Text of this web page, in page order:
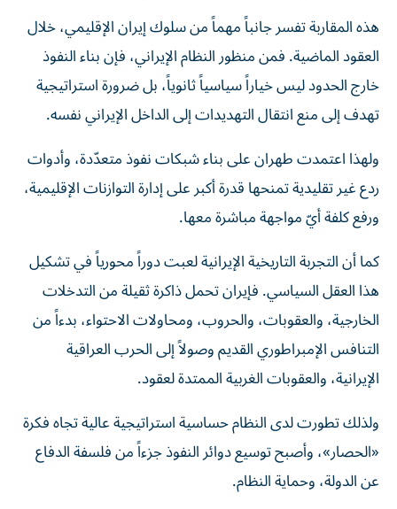
هذه المقاربة تفسر جانباً مهماً من سلوك إيران الإقليمي، خلال
العقود الماضية. فمن منظور النظام الإيراني، فإن بناء النفوذ
خارج الحدود ليس خياراً سياسياً ثانوياً، بل ضرورة استراتيجية
تهدف إلى منع انتقال التهديدات إلى الداخل الإيراني نفسه.
ولهذا اعتمدت طهران على بناء شبكات نفوذ متعدّدة، وأدوات
ردع غير تقليدية تمنحها قدرة أكبر على إدارة التوازنات الإقليمية،
ورفع كلفة أيّ مواجهة مباشرة معها.
كما أن التجربة التاريخية الإيرانية لعبت دوراً محورياً في تشكيل
هذا العقل السياسي. فإيران تحمل ذاكرة ثقيلة من التدخلات
الخارجية، والعقوبات، والحروب، ومحاولات الاحتواء، بدءاً من
التنافس الإمبراطوري القديم وصولاً إلى الحرب العراقية
الإيرانية، والعقوبات الغربية الممتدة لعقود.
ولذلك تطورت لدى النظام حساسية استراتيجية عالية تجاه فكرة
«الحصار»، وأصبح توسيع دوائر النفوذ جزءاً من فلسفة الدفاع
عن الدولة، وحماية النظام.